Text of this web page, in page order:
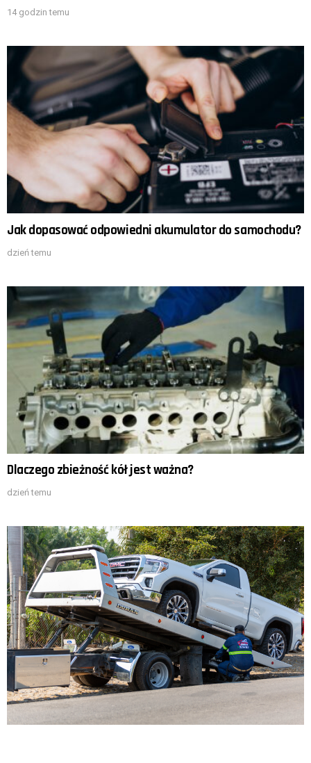
14 godzin temu
Jak dopasować odpowiedni akumulator do samochodu?
dzień temu
Dlaczego zbieżność kół jest ważna?
dzień temu